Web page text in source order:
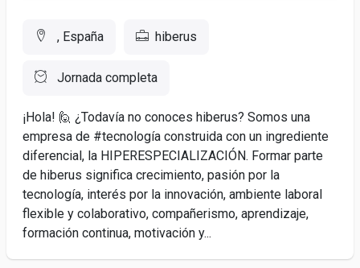
, España hiberus
Jornada completa
¡Hola! 🙋 ¿Todavía no conoces hiberus? Somos una
empresa de #tecnología construida con un ingrediente
diferencial, la HIPERESPECIALIZACIÓN. Formar parte
de hiberus significa crecimiento, pasión por la
tecnología, interés por la innovación, ambiente laboral
flexible y colaborativo, compañerismo, aprendizaje,
formación continua, motivación y...